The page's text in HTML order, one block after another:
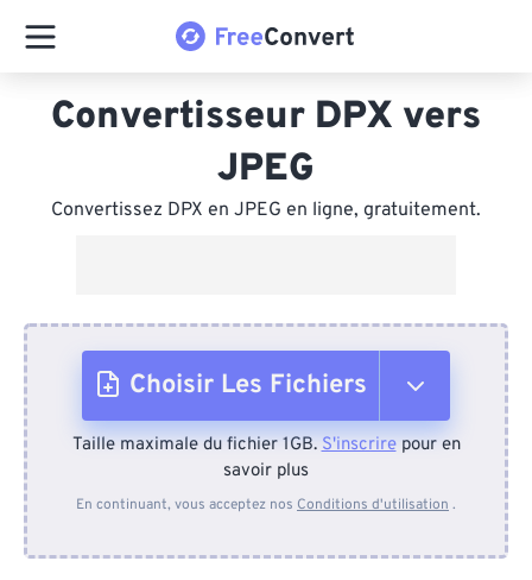
Convertisseur DPX vers
JPEG
Convertissez DPX en JPEG en ligne, gratuitement.
Choisir Les Fichiers
Depuis l'appareil
Taille maximale du fichier 1GB.S'inscrirepour en
savoir plus
En continuant, vous acceptez nos Conditions d'utilisation .